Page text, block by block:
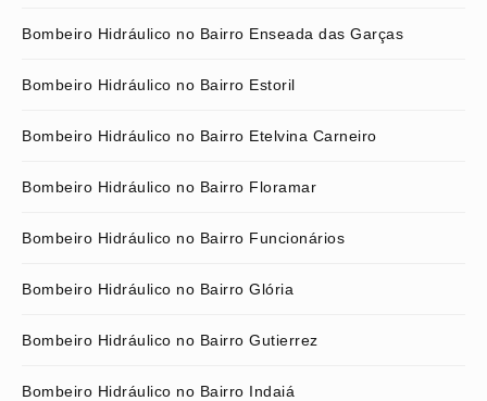
Bombeiro Hidráulico no Bairro Enseada das Garças
Bombeiro Hidráulico no Bairro Estoril
Bombeiro Hidráulico no Bairro Etelvina Carneiro
Bombeiro Hidráulico no Bairro Floramar
Bombeiro Hidráulico no Bairro Funcionários
Bombeiro Hidráulico no Bairro Glória
Bombeiro Hidráulico no Bairro Gutierrez
Bombeiro Hidráulico no Bairro Indaiá